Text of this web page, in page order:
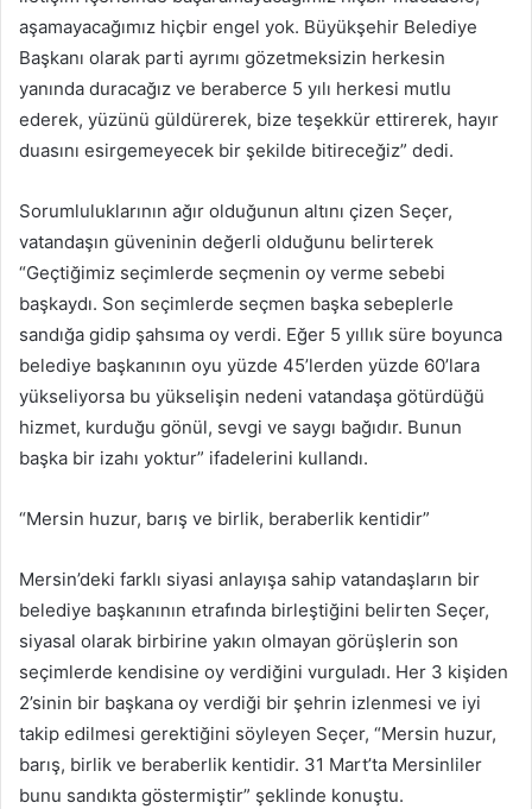
aşamayacağımız hiçbir engel yok. Büyükşehir Belediye
Başkanı olarak parti ayrımı gözetmeksizin herkesin
yanında duracağız ve beraberce 5 yılı herkesi mutlu
ederek, yüzünü güldürerek, bize teşekkür ettirerek, hayır
duasını esirgemeyecek bir şekilde bitireceğiz” dedi.
Sorumluluklarının ağır olduğunun altını çizen Seçer,
vatandaşın güveninin değerli olduğunu belirterek
“Geçtiğimiz seçimlerde seçmenin oy verme sebebi
başkaydı. Son seçimlerde seçmen başka sebeplerle
sandığa gidip şahsıma oy verdi. Eğer 5 yıllık süre boyunca
belediye başkanının oyu yüzde 45’lerden yüzde 60’lara
yükseliyorsa bu yükselişin nedeni vatandaşa götürdüğü
hizmet, kurduğu gönül, sevgi ve saygı bağıdır. Bunun
başka bir izahı yoktur” ifadelerini kullandı.
“Mersin huzur, barış ve birlik, beraberlik kentidir”
Mersin’deki farklı siyasi anlayışa sahip vatandaşların bir
belediye başkanının etrafında birleştiğini belirten Seçer,
siyasal olarak birbirine yakın olmayan görüşlerin son
seçimlerde kendisine oy verdiğini vurguladı. Her 3 kişiden
2’sinin bir başkana oy verdiği bir şehrin izlenmesi ve iyi
takip edilmesi gerektiğini söyleyen Seçer, “Mersin huzur,
barış, birlik ve beraberlik kentidir. 31 Mart’ta Mersinliler
bunu sandıkta göstermiştir” şeklinde konuştu.